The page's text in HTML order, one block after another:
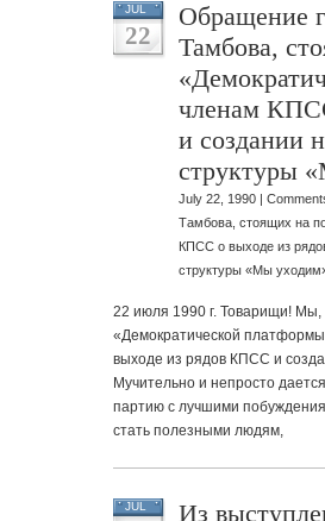
JUL
22
Обращение
Тамбова,
членам
и создании
структуры
July 22, 1990 |
Тамбова, стоящих на
КПСС о выходе из
структуры «Мы
22 июля 1990 г. Товарищи! Мы,
«Демократической
выходе из рядов КПСС и
Мучительно и непросто
партию с лучшими
стать полезными людям,
JUL
Из